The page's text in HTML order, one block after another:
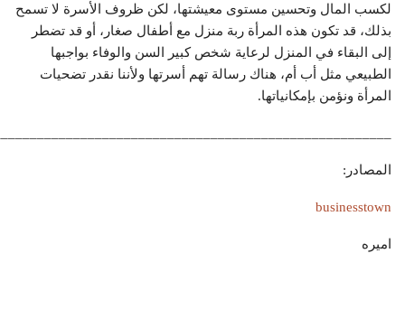
لكسب المال وتحسين مستوى معيشتها، لكن ظروف الأسرة لا تسمح
بذلك، قد تكون هذه المرأة ربة منزل مع أطفال صغار، أو قد تضطر
إلى البقاء في المنزل لرعاية شخص كبير السن والوفاء بواجبها
الطبيعي مثل أب أم، هناك رسالة تهم أسرتها ولأننا نقدر تضحيات
المرأة ونؤمن بإمكانياتها.
المصادر:
businesstown
اميره